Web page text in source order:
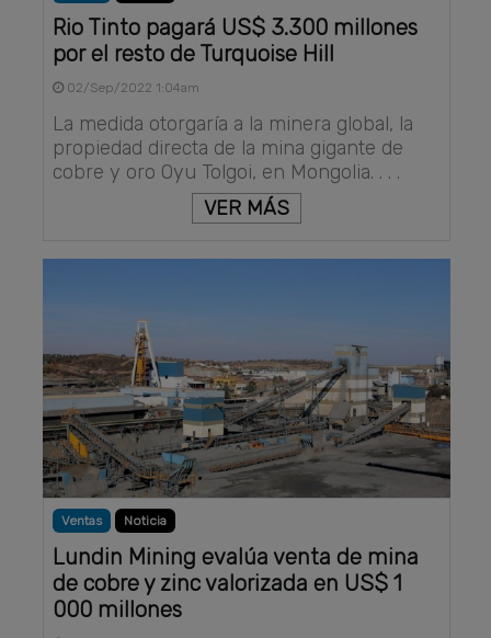
Rio Tinto pagará US$ 3.300 millones
por el resto de Turquoise Hill
02/Sep/2022 1:04am
La medida otorgaría a la minera global, la
propiedad directa de la mina gigante de
cobre y oro Oyu Tolgoi, en Mongolia. . . .
VER MÁS
Ventas Noticia
Lundin Mining evalúa venta de mina
de cobre y zinc valorizada en US$ 1
000 millones